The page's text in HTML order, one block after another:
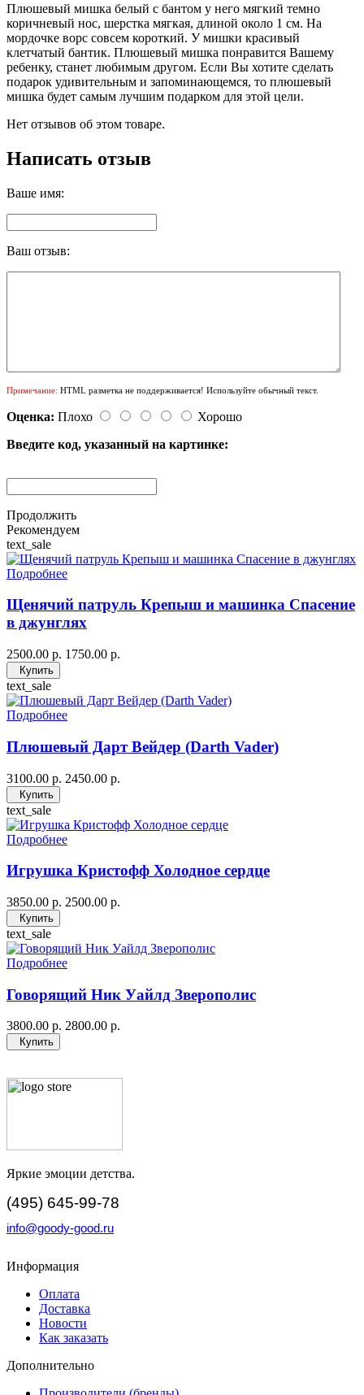
Плюшевый мишка белый с бантом у него мягкий темно
коричневый нос, шерстка мягкая, длиной около 1 см. На
мордочке ворс совсем короткий. У мишки красивый
клетчатый бантик. Плюшевый мишка понравится Вашему
ребенку, станет любимым другом. Если Вы хотите сделать
подарок удивительным и запоминающемся, то плюшевый
мишка будет самым лучшим подарком для этой цели.
Нет отзывов об этом товаре.
Написать отзыв
Ваше имя:
Ваш отзыв:
Примечание: HTML разметка не поддерживается! Используйте обычный текст.
Оценка: Плохо
Хорошо
Введите код, указанный на картинке:
Продолжить
Рекомендуем
text_sale
Подробнее
Щенячий патруль Крепыш и машинка Спасение
в джунглях
2500.00 р. 1750.00 р.
Купить
text_sale
Подробнее
Плюшевый Дарт Вейдер (Darth Vader)
3100.00 р. 2450.00 р.
Купить
text_sale
Подробнее
Игрушка Кристофф Холодное сердце
3850.00 р. 2500.00 р.
Купить
text_sale
Подробнее
Говорящий Ник Уайлд Зверополис
3800.00 р. 2800.00 р.
Купить
Яркие эмоции детства.
(495) 645-99-78
info@goody-good.ru
Информация
Оплата
Доставка
Новости
Как заказать
Дополнительно